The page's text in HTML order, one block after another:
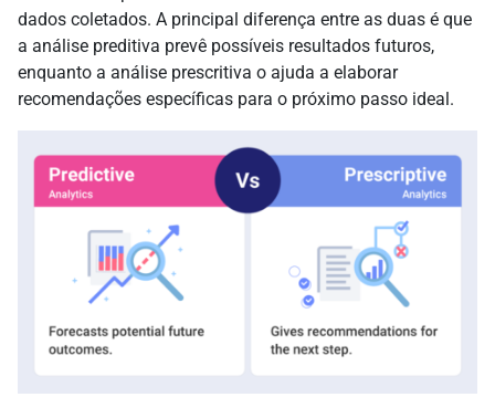
dados coletados. A principal diferença entre as duas é que
a análise preditiva prevê possíveis resultados futuros,
enquanto a análise prescritiva o ajuda a elaborar
recomendações específicas para o próximo passo ideal.